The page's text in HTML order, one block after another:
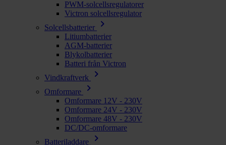
PWM-solcellsregulatorer
Victron solcellsregulator
Solcellsbatterier
chevron_right
Litiumbatterier
AGM-batterier
Blykolbatterier
Batteri från Victron
Vindkraftverk
chevron_right
Omformare chevron_right
Omformare 12V - 230V
Omformare 24V - 230V
Omformare 48V - 230V
DC/DC-omformare
Batteriladdare
chevron_right